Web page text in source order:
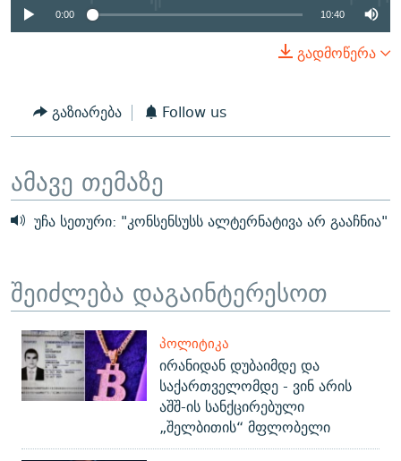
0:00 10:40
გადმოწერა
გაზიარება Follow us
ამავე თემაზე
უჩა სეთური: "კონსენსუსს ალტერნატივა არ გააჩნია"
შეიძლება დაგაინტერესოთ
ᲞᲝᲚᲘᲢᲘᲙᲐ
ირანიდან დუბაიმდე და
საქართველომდე - ვინ არის
აშშ-ის სანქცირებული
„შელბითის“ მფლობელი